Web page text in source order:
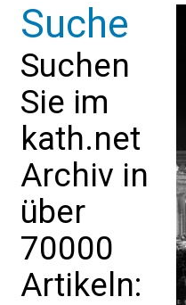
Suche
Suchen
Sie im
kath.net
Archiv in
über
70000
Artikeln: